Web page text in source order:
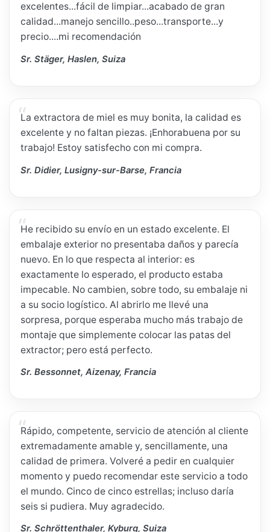
excelentes...fácil de limpiar...acabado de gran
calidad...manejo sencillo..peso...transporte...y
precio....mi recomendación
Sr. Stäger, Haslen, Suiza
La extractora de miel es muy bonita, la calidad es
excelente y no faltan piezas. ¡Enhorabuena por su
trabajo! Estoy satisfecho con mi compra.
Sr. Didier, Lusigny-sur-Barse, Francia
He recibido su envío en un estado excelente. El
embalaje exterior no presentaba daños y parecía
nuevo. En lo que respecta al interior: es
exactamente lo esperado, el producto estaba
impecable. No cambien, sobre todo, su embalaje ni
a su socio logístico. Al abrirlo me llevé una
sorpresa, porque esperaba mucho más trabajo de
montaje que simplemente colocar las patas del
extractor; pero está perfecto.
Sr. Bessonnet, Aizenay, Francia
Rápido, competente, servicio de atención al cliente
extremadamente amable y, sencillamente, una
calidad de primera. Volveré a pedir en cualquier
momento y puedo recomendar este servicio a todo
el mundo. Cinco de cinco estrellas; incluso daría
seis si pudiera. Muy agradecido.
Sr. Schröttenthaler, Kyburg, Suiza